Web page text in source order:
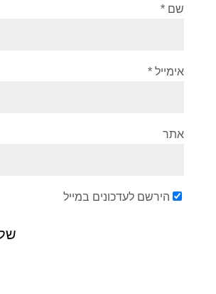
שם *
אימייל *
אתר
הירשם לעדכונים במייל